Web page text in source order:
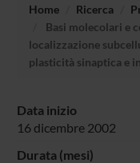
Home Ricerca
Basi molecolari e
localizzazione
plasticità sinaptica e
Data inizio
16 dicembre 2002
Durata (mesi)